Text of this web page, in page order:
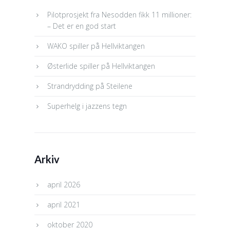
Pilotprosjekt fra Nesodden fikk 11 millioner:
– Det er en god start
WAKO spiller på Hellviktangen
Østerlide spiller på Hellviktangen
Strandrydding på Steilene
Superhelg i jazzens tegn
Arkiv
april 2026
april 2021
oktober 2020